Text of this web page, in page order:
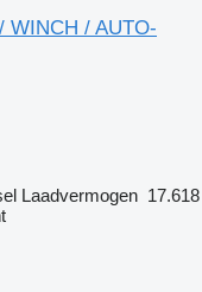
WINCH / AUTO-
Laadvermogen 17.618